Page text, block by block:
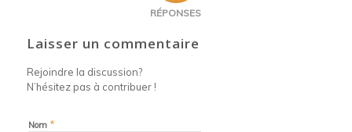
RÉPONSES
Laisser un commentaire
Rejoindre la discussion?
N’hésitez pas à contribuer !
Nom *